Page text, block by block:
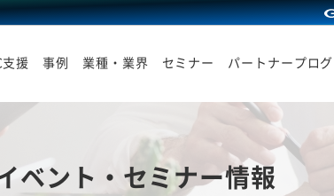
支援 事例 業種・業界 セミナー パートナープロ
ベント・セミナー情報